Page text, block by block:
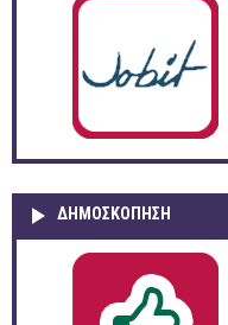
ΔΗΜΟΣΚΌΠΗΣΗ